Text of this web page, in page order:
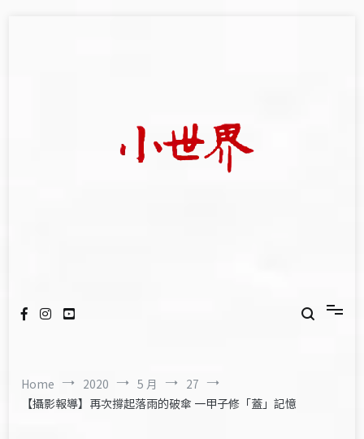
Home 2020 5 月
27
【攝影報導】再次撐起落雨的破傘 一甲子修「蓋」記憶